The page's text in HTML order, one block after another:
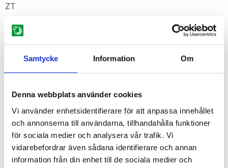
Samtycke Information Om
Denna webbplats använder cookies
Vi använder enhetsidentifierare för att anpassa innehållet
och annonserna till användarna, tillhandahålla funktioner
för sociala medier och analysera vår trafik. Vi
vidarebefordrar även sådana identifierare och annan
information från din enhet till de sociala medier och
ZT